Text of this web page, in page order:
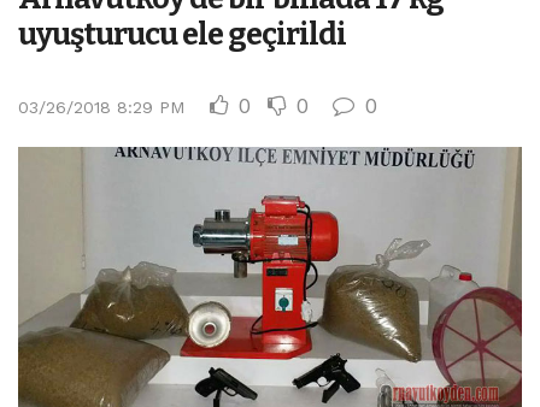
uyuşturucu ele geçirildi
03/26/2018 8:29 PM 0 0 0